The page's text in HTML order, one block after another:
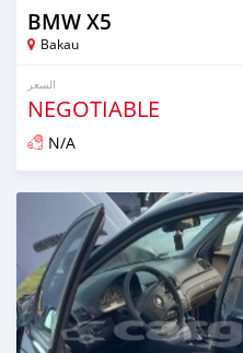
BMW X5
Bakau
السعر
NEGOTIABLE
N/A
تم النشر منذ أكثر من سنة مضت